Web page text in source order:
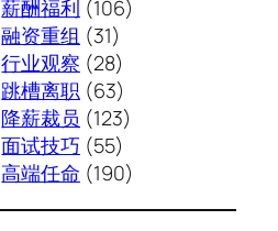
薪酬福利 (106)
融资重组 (31)
行业观察 (28)
跳槽离职 (63)
降薪裁员 (123)
面试技巧 (55)
高端任命 (190)